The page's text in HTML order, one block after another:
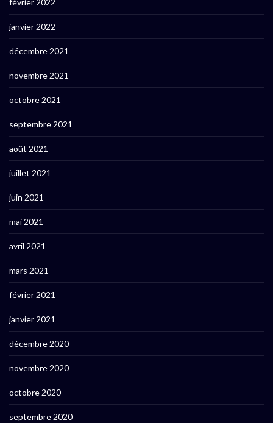
février 2022
janvier 2022
décembre 2021
novembre 2021
octobre 2021
septembre 2021
août 2021
juillet 2021
juin 2021
mai 2021
avril 2021
mars 2021
février 2021
janvier 2021
décembre 2020
novembre 2020
octobre 2020
septembre 2020